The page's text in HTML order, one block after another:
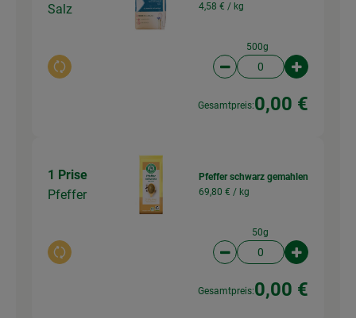
Salz
Auswahl ändern
4,58 € / kg
500g
Artikelanzahl
Gesamtpreis:0,00 €
1 Prise
Pfeffer
Auswahl ändern
Pfeffer schwarz gemahlen
69,80 € / kg
50g
Artikelanzahl
Gesamtpreis:0,00 €